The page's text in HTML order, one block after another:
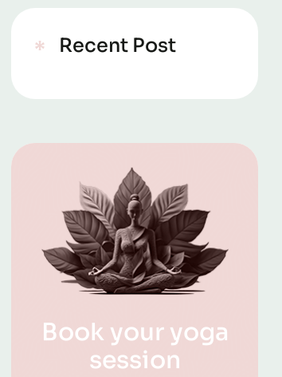
Recent Post
Book your yoga
session